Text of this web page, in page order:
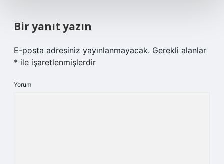
Bir yanıt yazın
E-posta adresiniz yayınlanmayacak. Gerekli alanlar
* ile işaretlenmişlerdir
Yorum